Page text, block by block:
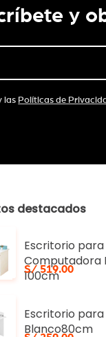
y
las Políticas de
destacados
S/ 519.00
Escritorio para
Computadora
100cm
Escritorio para
Blanco80cm